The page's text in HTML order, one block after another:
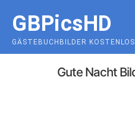
content
GBPicsHD
GÄSTEBUCHBILDER
Gute Nacht